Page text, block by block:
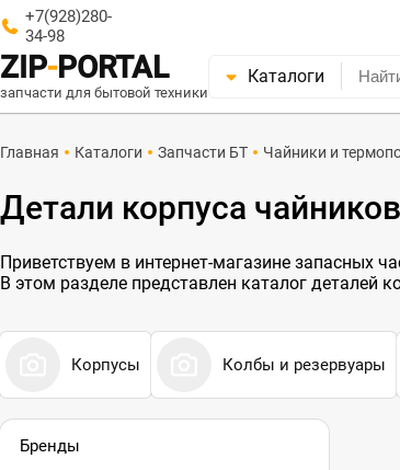
+7(928)280-
34-98
ZIP-PORTAL
запчасти для бытовой техники
Каталоги
Главная Каталоги Запчасти БТ Чайники и
Детали корпуса
Приветствуем в интернет-магазине запасных
В этом разделе представлен каталог деталей
Корпусы Колбы и резервуары
Бренды